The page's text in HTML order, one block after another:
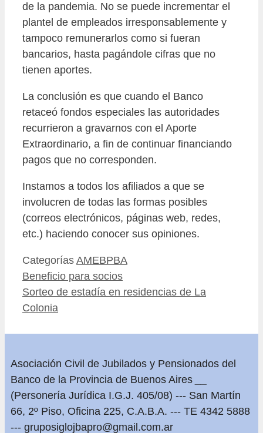
de la pandemia. No se puede incrementar el
plantel de empleados irresponsablemente y
tampoco remunerarlos como si fueran
bancarios, hasta pagándole cifras que no
tienen aportes.
La conclusión es que cuando el Banco
retaceó fondos especiales las autoridades
recurrieron a gravarnos con el Aporte
Extraordinario, a fin de continuar financiando
pagos que no corresponden.
Instamos a todos los afiliados a que se
involucren de todas las formas posibles
(correos electrónicos, páginas web, redes,
etc.) haciendo conocer sus opiniones.
Categorías AMEBPBA
Beneficio para socios
Sorteo de estadía en residencias de La
Colonia
Asociación Civil de Jubilados y Pensionados del
Banco de la Provincia de Buenos Aires
(Personería Jurídica I.G.J. 405/08) --- San Martín
66, 2º Piso, Oficina 225, C.A.B.A. --- TE 4342 5888
--- gruposiglojbapro@gmail.com.ar